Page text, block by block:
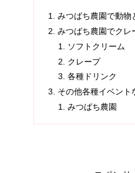
みつばち農園で動物
みつばち農園でクレ
ソフトクリーム
クレープ
各種ドリンク
その他各種イベント
みつばち農園